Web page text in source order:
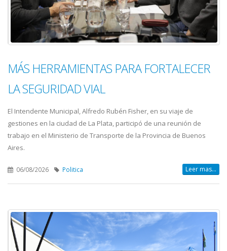
MÁS HERRAMIENTAS PARA FORTALECER
LA SEGURIDAD VIAL
El Intendente Municipal, Alfredo Rubén Fisher, en su viaje de
gestiones en la ciudad de La Plata, participó de una reunión de
trabajo en el Ministerio de Transporte de la Provincia de Buenos
Aires.
06/08/2026 Politica Leer mas...